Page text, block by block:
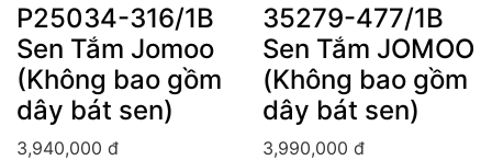
P25034-316/1B
Sen Tắm Jomoo
(Không bao gồm
dây bát sen)
3,940,000 đ
35279-477/1B
Sen Tắm JOMOO
(Không bao gồm
dây bát sen)
3,990,000 đ